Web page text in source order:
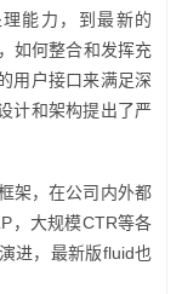
能力，到最新的
如何整合和发挥充
用户接口来满足深
计和架构提出了严
架，在公司内外都
，大规模CTR等各
进，最新版fluid也